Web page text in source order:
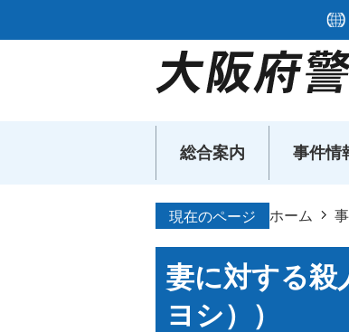
総合案内 事件情
現在のページ ホーム
妻に対する殺
ヨシ））